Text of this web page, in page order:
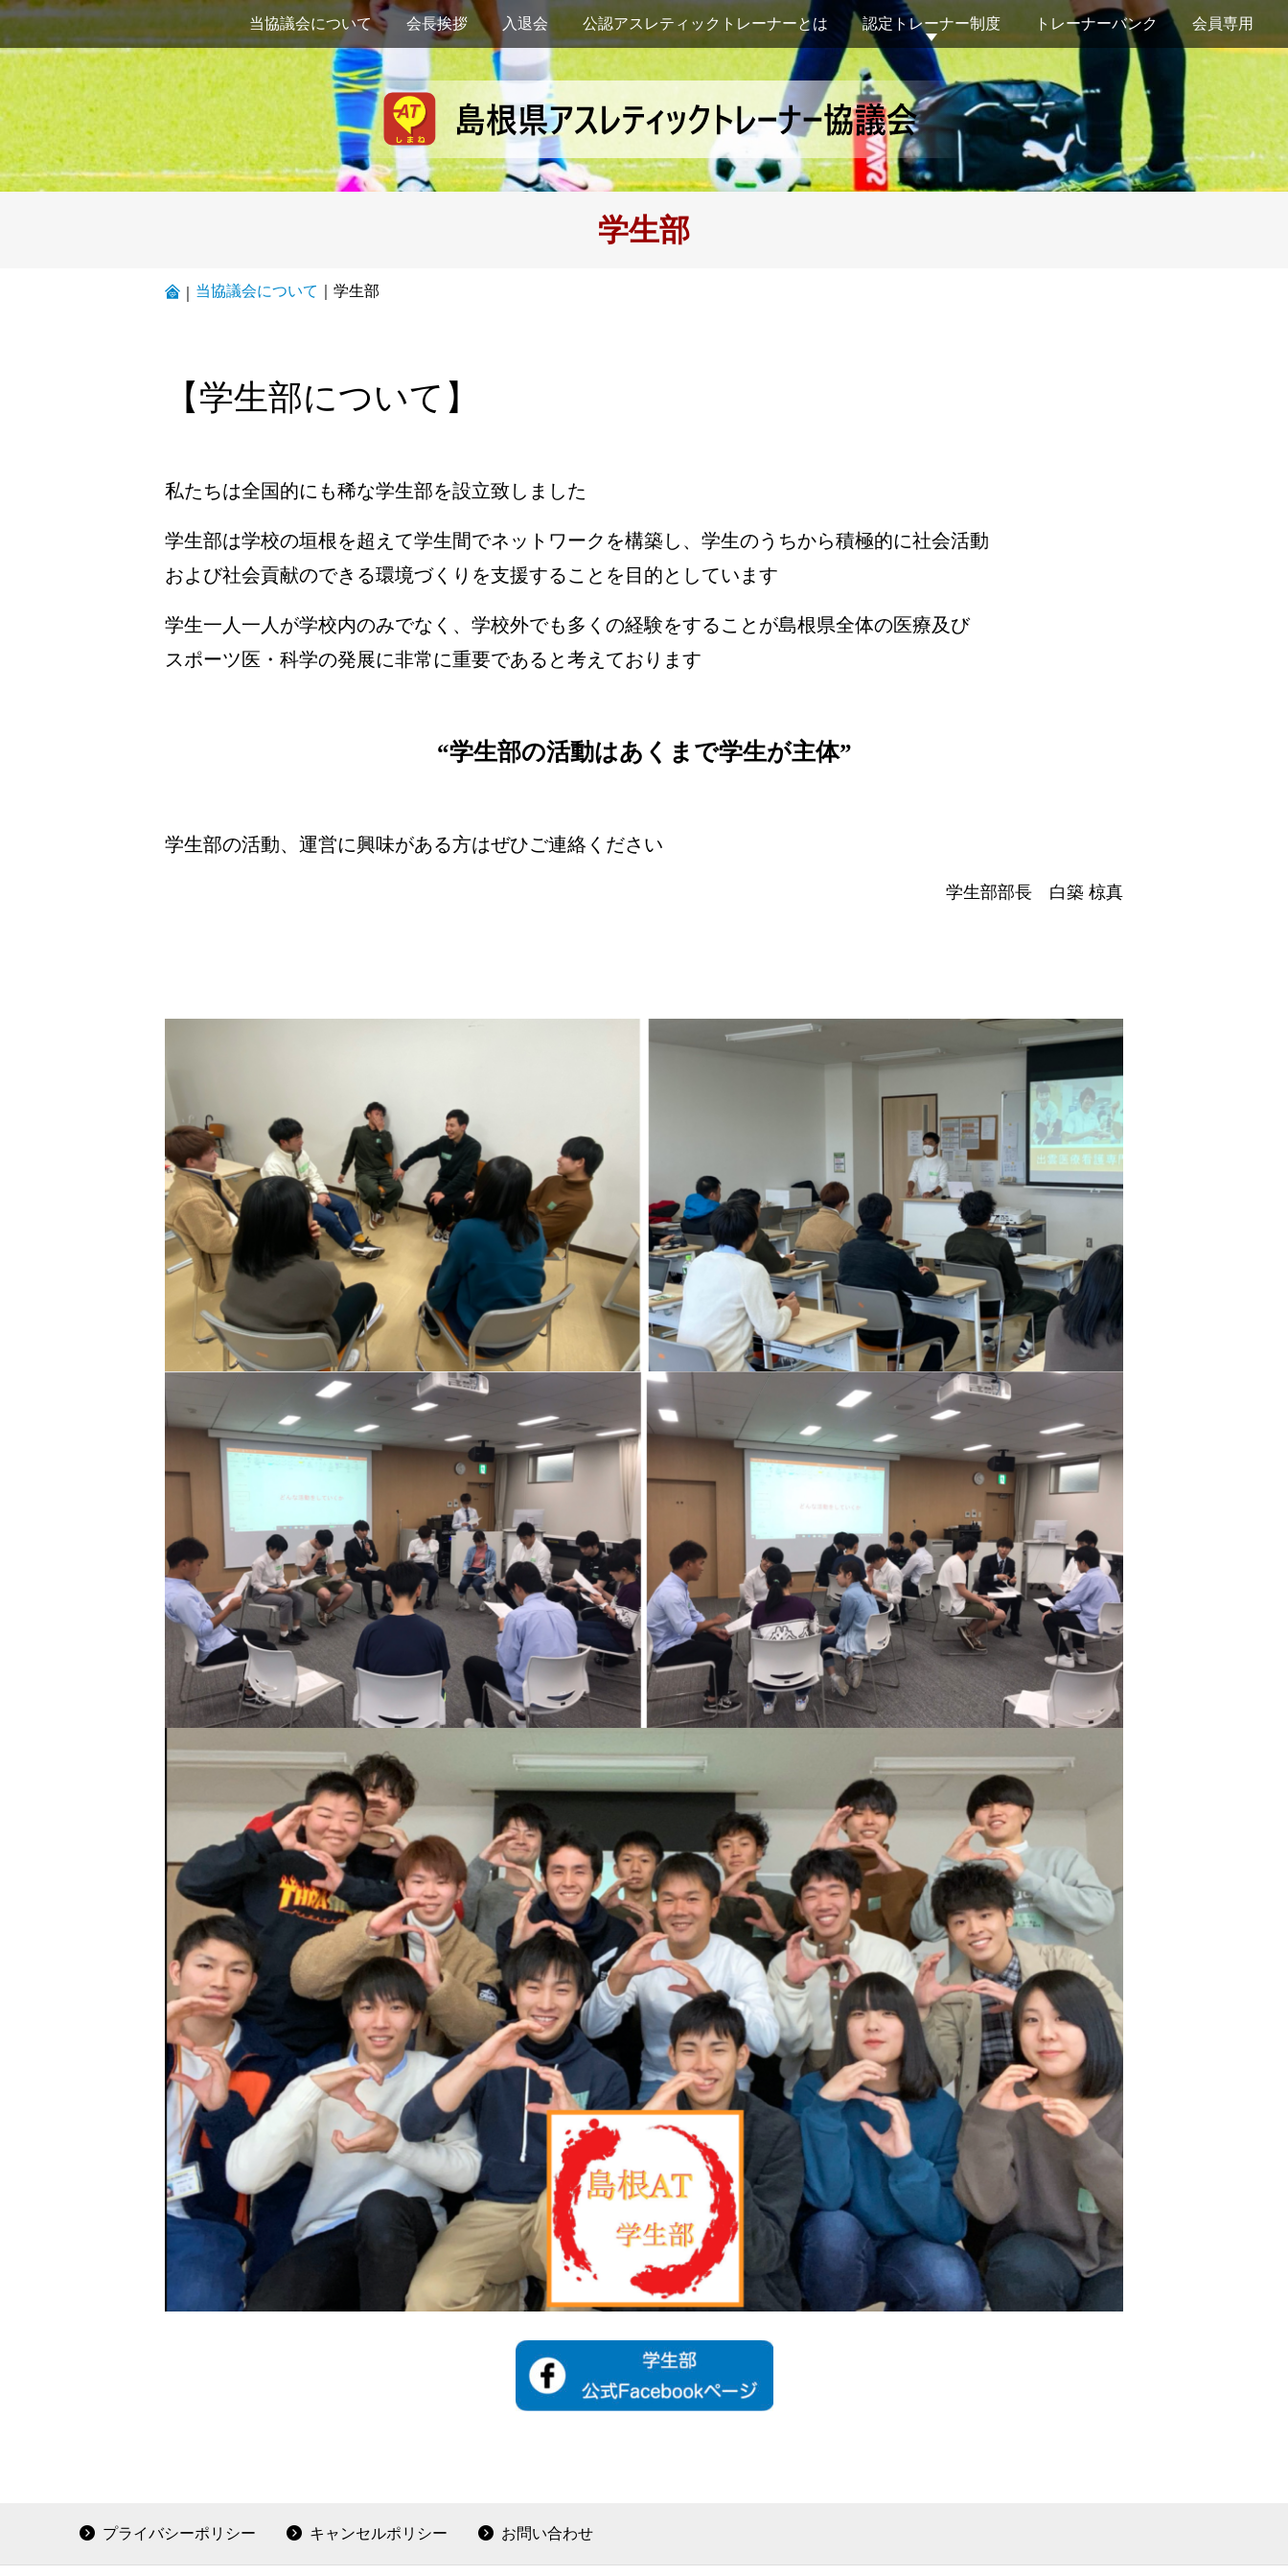
当協議会について 会長挨拶 入退会 公認アスレティックトレーナーとは 認定トレーナー制度 トレーナーバンク 会員専用
学生部
当協議会について 学生部
【学生部について】
私たちは全国的にも稀な学生部を設立致しました
学生部は学校の垣根を超えて学生間でネットワークを構築し、学生のうちから積極的に社会活動
および社会貢献のできる環境づくりを支援することを目的としています
学生一人一人が学校内のみでなく、学校外でも多くの経験をすることが島根県全体の医療及び
スポーツ医・科学の発展に非常に重要であると考えております
“学生部の活動はあくまで学生が主体”
学生部の活動、運営に興味がある方はぜひご連絡ください
学生部部長 白築 椋真
プライバシーポリシー キャンセルポリシー お問い合わせ